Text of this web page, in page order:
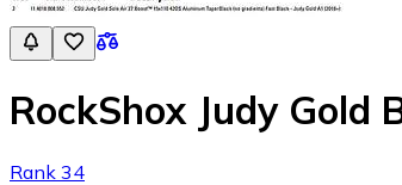
RockShox Judy Gold
Rank 34